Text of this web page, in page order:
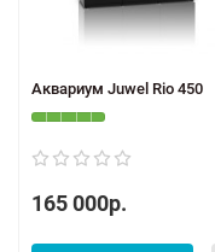
Аквариум Juwel Rio 450
165 000р.